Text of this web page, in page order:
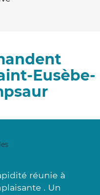
Eusèbe-
réunie à
. Un